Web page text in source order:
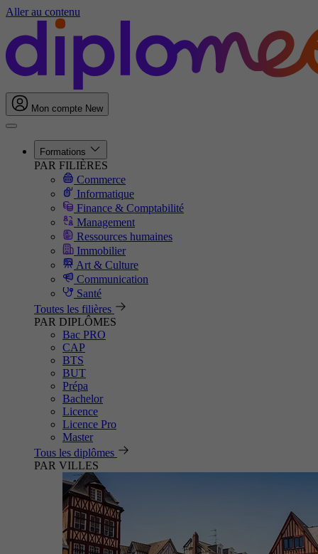
Aller au contenu
Mon compte New
Formations
PAR FILIÈRES
Commerce
Informatique
Finance & Comptabilité
Management
Ressources humaines
Immobilier
Art & Culture
Communication
Santé
Toutes les filières
PAR DIPLÔMES
Bac PRO
CAP
BTS
BUT
Prépa
Bachelor
Licence
Licence Pro
Master
Tous les diplômes
PAR VILLES